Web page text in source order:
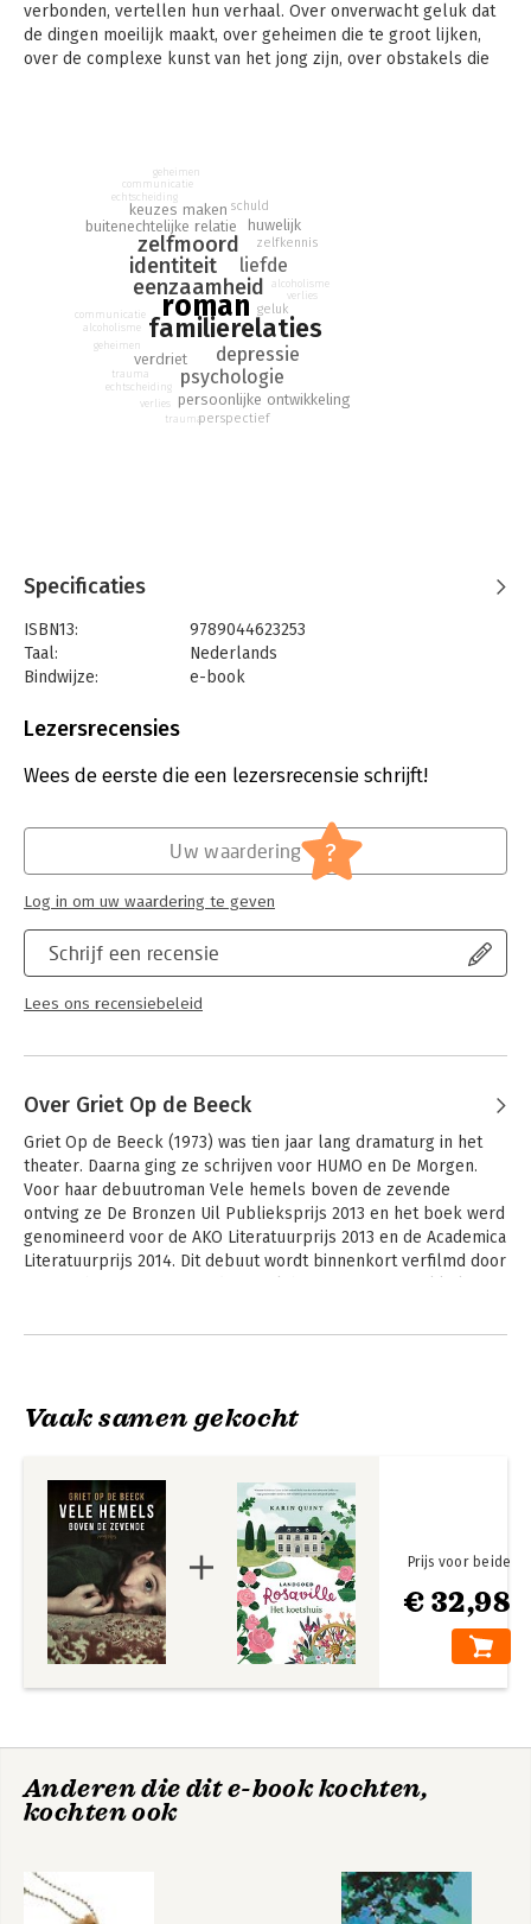
verbonden, vertellen hun verhaal. Over onverwacht geluk dat
de dingen moeilijk maakt, over geheimen die te groot lijken,
over de complexe kunst van het jong zijn, over obstakels die
figuren meer met zichzelf dan met elkaar in dit bestaan dat
belachelijk mooi en geweldig lastig is, allemaal tegelijk.
Griet Op de Beeck heeft een indrukwekkend debuut
geschreven. Met prachtige zinnen en oorspronkelijke
observaties creëert ze niet alleen een stel intrigerende
personages, maar schetst ze ook een treffend beeld van deze
tijd. Vele hemels boven de zevende is een veelstemmige
roman, die je onmogelijk vrijblijvend kunt lezen. Geestig,
pijnlijk en ontregelend herkenbaar. Deze schrijfster is
gekomen om te blijven.
roman
familierelaties
eenzaamheid
identiteit
zelfmoord
depressie
psychologie
liefde
verdriet
buitenechtelijke relatie
keuzes maken
persoonlijke ontwikkeling
huwelijk
zelfkennis
schuld
geluk
perspectief
echtscheiding
alcoholisme
communicatie
geheimen
verlies
trauma
echtscheiding
alcoholisme
communicatie
geheimen
verlies
trauma
Specificaties
ISBN13:
9789044623253
Taal:
Nederlands
Bindwijze:
e-book
Bestandsformaat:
Uitgever:
Prometheus
Hoofdrubriek: Literatuur en romans
Lezersrecensies
Wees de eerste die een lezersrecensie schrijft!
Schrijf een recensie
Lees ons recensiebeleid
Uw waardering ?
Log in om uw waardering te geven
Over Griet Op de Beeck
Griet Op de Beeck (1973) was tien jaar lang dramaturg in het
theater. Daarna ging ze schrijven voor HUMO en De Morgen.
Voor haar debuutroman Vele hemels boven de zevende
ontving ze De Bronzen Uil Publieksprijs 2013 en het boek werd
genomineerd voor de AKO Literatuurprijs 2013 en de Academica
Literatuurprijs 2014. Dit debuut wordt binnenkort verfilmd door
Vele hemels boven de zevende reikhalzend uitgekeken.
Andere boeken door Griet Op de
Het beste wat we
Kom hier dat ik u
Vaak samen gekocht
€ 32,98
Prijs voor beide
Anderen die dit e-book kochten,
kochten ook